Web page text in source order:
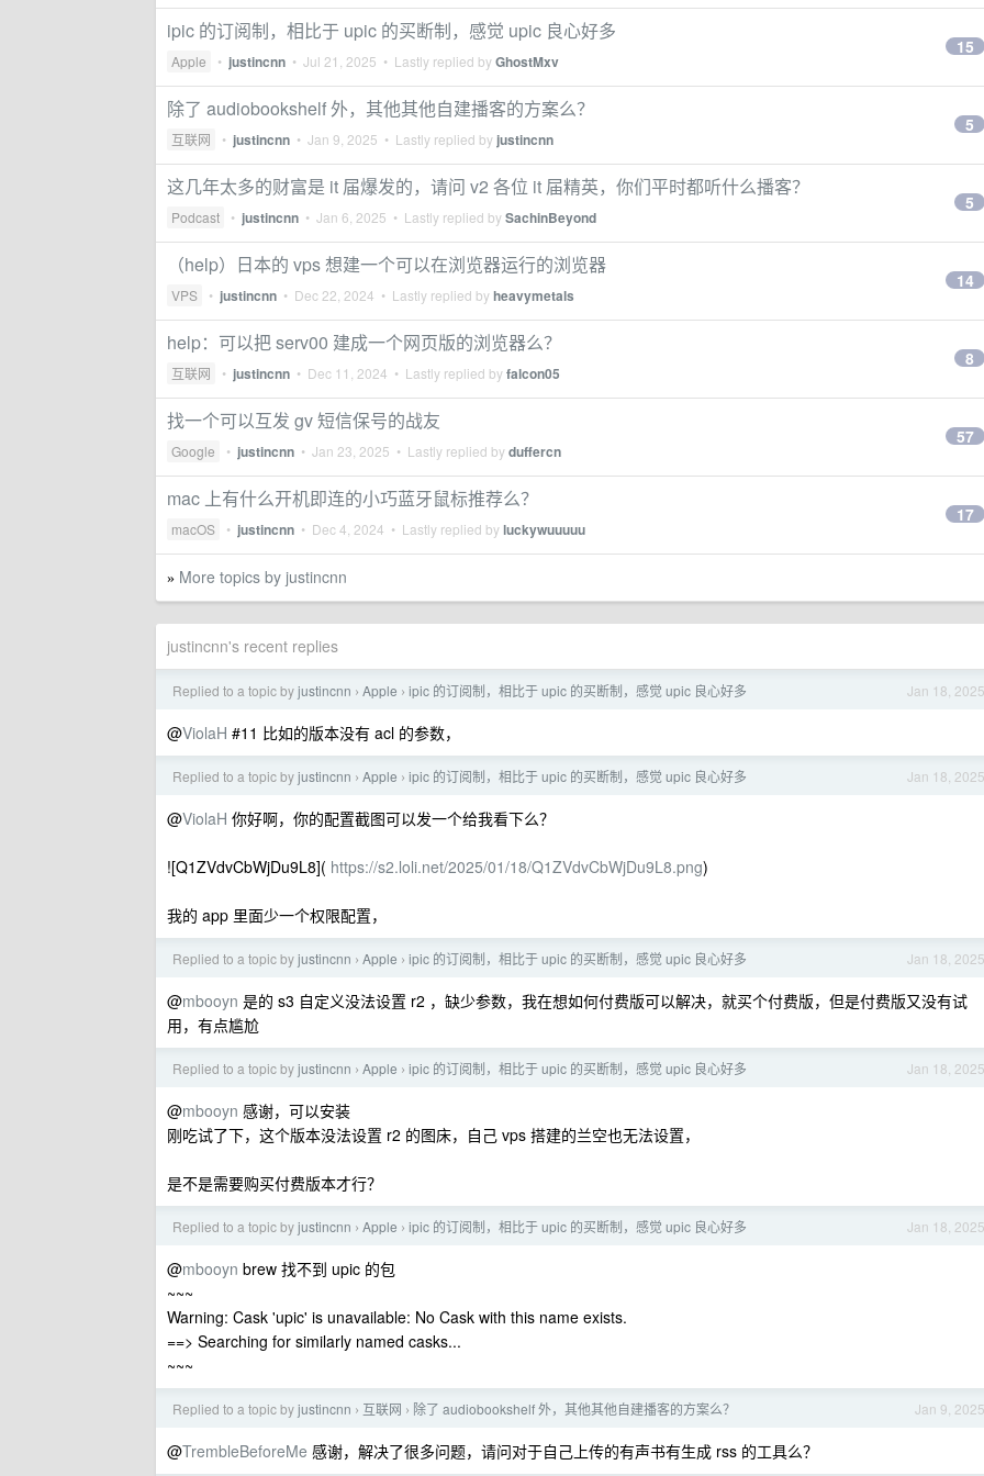
ipic 的订阅制，相比于 upic 的买断制，感觉 upic 良心好多
Apple • justincnn • Jul 21, 2025 • Lastly replied byGhostMxv
15
除了 audiobookshelf 外，其他其他自建播客的方案么？
互联网 • justincnn • Jan 9, 2025 • Lastly replied by justincnn
5
这几年太多的财富是 it 届爆发的，请问 v2 各位 it 届精英，你们平时都听什么播客？
Podcast • justincnn • Jan 6, 2025 • Lastly replied bySachinBeyond
5
（help）日本的 vps 想建一个可以在浏览器运行的浏览器
VPS • justincnn • Dec 22, 2024 • Lastly replied byheavymetals
14
help：可以把 serv00 建成一个网页版的浏览器么？
互联网 • justincnn • Dec 11, 2024 • Lastly replied byfalcon05
8
找一个可以互发 gv 短信保号的战友
Google • justincnn • Jan 23, 2025 • Lastly replied byduffercn
57
mac 上有什么开机即连的小巧蓝牙鼠标推荐么？
macOS • justincnn • Dec 4, 2024 • Lastly replied byluckywuuuuu
17
» More topics by justincnn
justincnn's recent replies
Jan 18, 2025
Replied to a topic byjustincnn › Apple › ipic 的订阅制，相比于 upic 的买断制，感觉 upic 良心好多
@ViolaH #11 比如的版本没有 acl 的参数，
Jan 18, 2025
Replied to a topic byjustincnn › Apple › ipic 的订阅制，相比于 upic 的买断制，感觉 upic 良心好多
@ViolaH 你好啊，你的配置截图可以发一个给我看下么？
![Q1ZVdvCbWjDu9L8]( https://s2.loli.net/2025/01/18/Q1ZVdvCbWjDu9L8.png)
我的 app 里面少一个权限配置，
Jan 18, 2025
Replied to a topic byjustincnn › Apple › ipic 的订阅制，相比于 upic 的买断制，感觉 upic 良心好多
@mbooyn 是的 s3 自定义没法设置 r2 ，缺少参数，我在想如何付费版可以解决，就买个付费版，但是付费版又没有试
用，有点尴尬
Jan 18, 2025
Replied to a topic byjustincnn › Apple › ipic 的订阅制，相比于 upic 的买断制，感觉 upic 良心好多
@mbooyn 感谢，可以安装
刚吃试了下，这个版本没法设置 r2 的图床，自己 vps 搭建的兰空也无法设置，
是不是需要购买付费版本才行？
Jan 18, 2025
Replied to a topic byjustincnn › Apple › ipic 的订阅制，相比于 upic 的买断制，感觉 upic 良心好多
@mbooyn brew 找不到 upic 的包
~~~
Warning: Cask 'upic' is unavailable: No Cask with this name exists.
==> Searching for similarly named casks...
~~~
Jan 9, 2025
Replied to a topic byjustincnn › 互联网 › 除了 audiobookshelf 外，其他其他自建播客的方案么？
@TrembleBeforeMe 感谢，解决了很多问题，请问对于自己上传的有声书有生成 rss 的工具么？